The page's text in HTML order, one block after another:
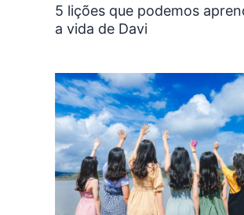
5 lições que podemos
a vida de Davi